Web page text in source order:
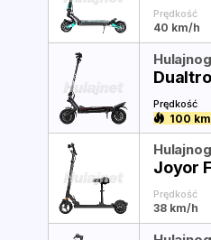
Prędkość
40 km/h
Prędkość
100
Joyor
Prędkość
38 km/h